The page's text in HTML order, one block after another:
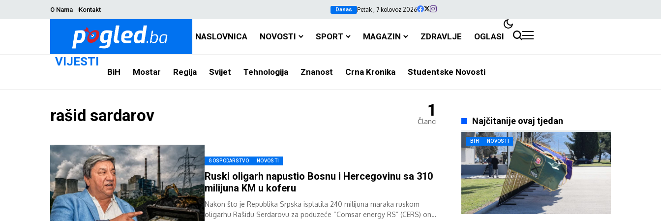
O Nama Kontakt Danas Petak , 7 kolovoz 2026
NASLOVNICA NOVOSTI SPORT MAGAZIN ZDRAVLJE OGLASI
VIJESTI
BiH Mostar Regija Svijet Tehnologija Znanost Crna Kronika Studentske Novosti
rašid sardarov 1
Članci
GOSPODARSTVO NOVOSTI
Ruski oligarh napustio Bosnu i Hercegovinu sa 310
milijuna KM u koferu
Nakon što je Republika Srpska isplatila 240 milijuna maraka ruskom
oligarhu Rašidu Serdarovu za poduzeće “Comsar energy RS” (CERS) on
Najčitanije ovaj tjedan
BIH NOVOSTI